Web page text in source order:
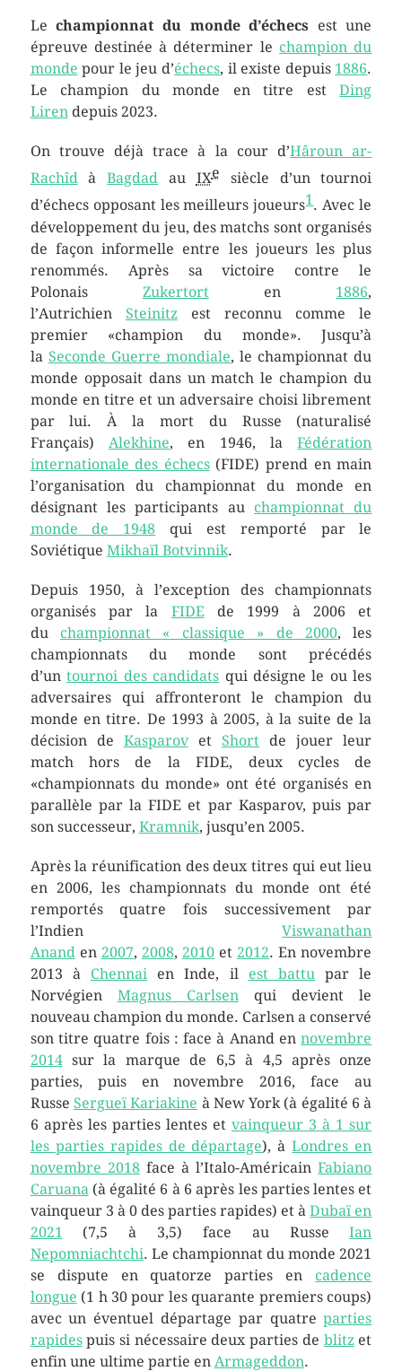
Lechampionnat du monde d’échecs est une
épreuve destinée à déterminer le champion du
monde pour le jeu d’échecs, il existe depuis 1886.
Le champion du monde en titre estDing
Lirendepuis 2023.
On trouve déjà trace à la cour d’Hâroun ar-
RachîdàBagdad au IXe siècle d’un tournoi
d’échecs opposant les meilleurs joueurs1. Avec le
développement du jeu, des matchs sont organisés
de façon informelle entre les joueurs les plus
renommés. Après sa victoire contre le
Polonais Zukertort en 1886,
l’Autrichien Steinitzest reconnu comme le
premier «champion du monde». Jusqu’à
la Seconde Guerre mondiale, le championnat du
monde opposait dans un match le champion du
monde en titre et un adversaire choisi librement
par lui. À la mort du Russe (naturalisé
Français) Alekhine, en 1946, laFédération
internationale des échecs(FIDE) prend en main
l’organisation du championnat du monde en
désignant les participants au championnat du
monde de 1948 qui est remporté par le
Soviétique Mikhaïl Botvinnik.
Depuis 1950, à l’exception des championnats
organisés par la FIDEde 1999 à 2006 et
du championnat « classique » de 2000, les
championnats du monde sont précédés
d’untournoi des candidats qui désigne le ou les
adversaires qui affronteront le champion du
monde en titre. De 1993 à 2005, à la suite de la
décision de KasparovetShort de jouer leur
match hors de la FIDE, deux cycles de
«championnats du monde» ont été organisés en
parallèle par la FIDE et par Kasparov, puis par
son successeur, Kramnik, jusqu’en 2005.
Après la réunification des deux titres qui eut lieu
en 2006, les championnats du monde ont été
remportés quatre fois successivement par
l’IndienViswanathan
Anand en 2007, 2008, 2010 et 2012. En novembre
2013 à Chennai en Inde, il est battu par le
Norvégien Magnus Carlsen qui devient le
nouveau champion du monde. Carlsen a conservé
son titre quatre fois : face à Anand ennovembre
2014sur la marque de 6,5 à 4,5 après onze
parties, puis en novembre 2016, face au
Russe Sergueï Kariakine à New York (à égalité 6 à
6 après les parties lentes etvainqueur 3 à 1 sur
les parties rapides de départage), àLondres en
novembre 2018face à l’Italo-AméricainFabiano
Caruana (à égalité 6 à 6 après les parties lentes et
vainqueur 3 à 0 des parties rapides) et àDubaï en
2021
(7,5 à 3,5) face au RusseIan
Nepomniachtchi. Le championnat du monde 2021
se dispute en quatorze parties en cadence
longue (1 h 30 pour les quarante premiers coups)
avec un éventuel départage par quatreparties
rapidespuis si nécessaire deux parties de blitzet
enfin une ultime partie en Armageddon.